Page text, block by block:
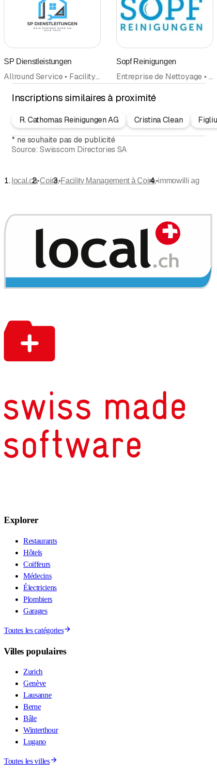
SP Dienstleistungen
Allround Service • Facility Management • Entreprise de Nettoyage • Toitures • Entretien de jardin • Déménagements • Transports • Agence de Sécurité • Rénovation • Paysagistes • Artisanat • Réparations • Conciergerie, Entretien d'immeuble • Aménagements d'intérieurs • Déneigement
Sopf Reinigungen
Entreprise de Nettoyage • Nettoyage de bâtiments • Facility Management • Nettoyages et entretien • Nettoyage d'appartements
Inscriptions similaires à proximité
R. Cathomas Reinigungen AG Cristina Clean
* ne souhaite pas de publicité
Source: Swisscom Directories SA
local.ch•Coire•Facility Management à Coire•immowilli ag
Explorer
Restaurants
Hôtels
Coiffeurs
Médecins
Électriciens
Plombiers
Garages
Toutes les catégories
Villes populaires
Zurich
Genève
Lausanne
Berne
Bâle
Winterthour
Lugano
Toutes les villes